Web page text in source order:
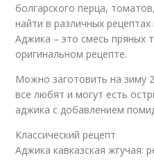
болгарского перца,
найти в различных
Аджика – это смесь пряных
оригинальном рецепте.
Можно заготовить на зиму
все любят и могут есть
аджика с добавлением
Классический рецепт
Аджика кавказская жгучая: